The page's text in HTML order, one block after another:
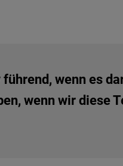
wenn es
wenn wir diese